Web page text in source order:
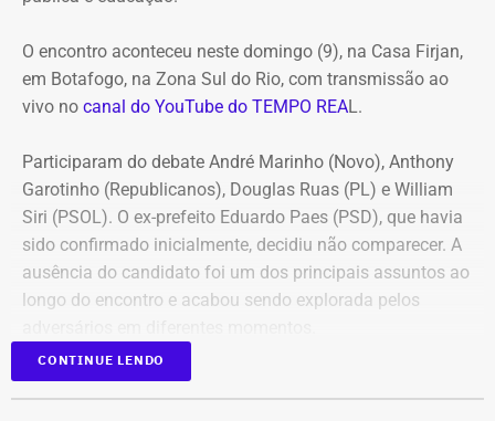
O encontro aconteceu neste domingo (9), na Casa Firjan,
em Botafogo, na Zona Sul do Rio, com transmissão ao
vivo no canal do YouTube do TEMPO REAL.
Participaram do debate André Marinho (Novo), Anthony
Garotinho (Republicanos), Douglas Ruas (PL) e William
Siri (PSOL). O ex-prefeito Eduardo Paes (PSD), que havia
sido confirmado inicialmente, decidiu não comparecer. A
ausência do candidato foi um dos principais assuntos ao
longo do encontro e acabou sendo explorada pelos
O debate foi mediado pela jornalista Adriana Araújo e
CONTINUE LENDO